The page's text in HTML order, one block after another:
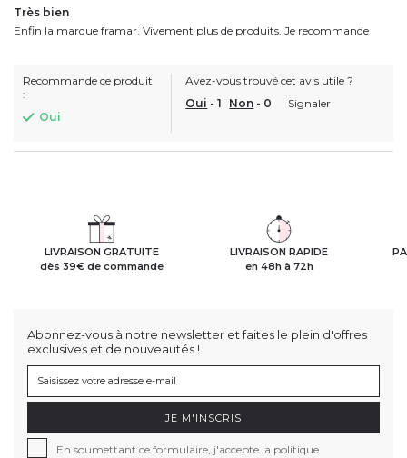
Très bien
Enfin la marque framar. Vivement plus de produits. Je recommande
Recommande ce produit
:
Oui
Avez-vous trouvé cet avis utile ?
Oui -1 Non - 0 Signaler
LIVRAISON GRATUITE
dès 39€ de commande
LIVRAISON RAPIDE
en 48h à 72h
Abonnez-vous à notre newsletter et faites le plein d'offres
exclusives et de nouveautés !
JE M'INSCRIS
En soumettant ce formulaire, j'accepte la politique